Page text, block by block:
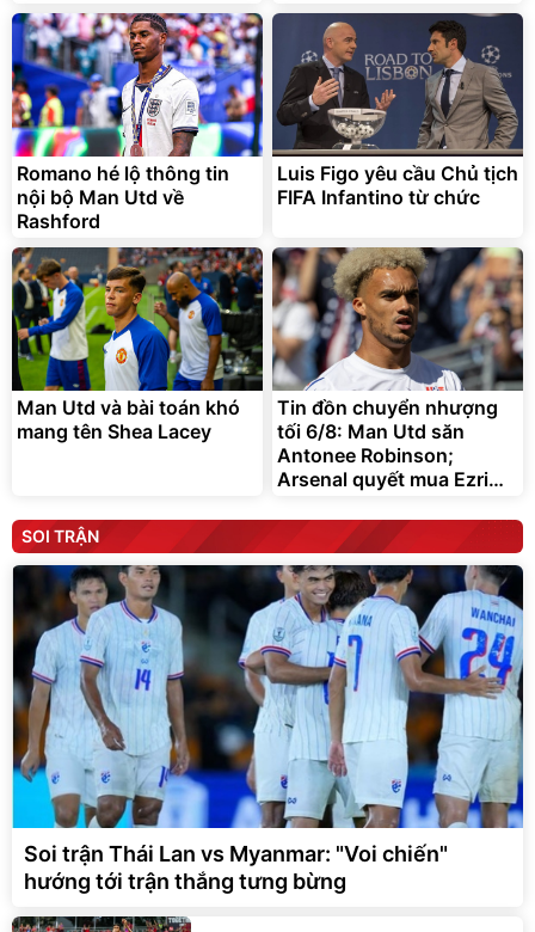
Romano hé lộ thông tin
nội bộ Man Utd về
Rashford
Luis Figo yêu cầu Chủ tịch
FIFA Infantino từ chức
Man Utd và bài toán khó
mang tên Shea Lacey
Tin đồn chuyển nhượng
tối 6/8: Man Utd săn
Antonee Robinson;
Arsenal quyết mua Ezri
SOI TRẬN
Soi trận Thái Lan vs Myanmar: "Voi chiến"
hướng tới trận thắng tưng bừng